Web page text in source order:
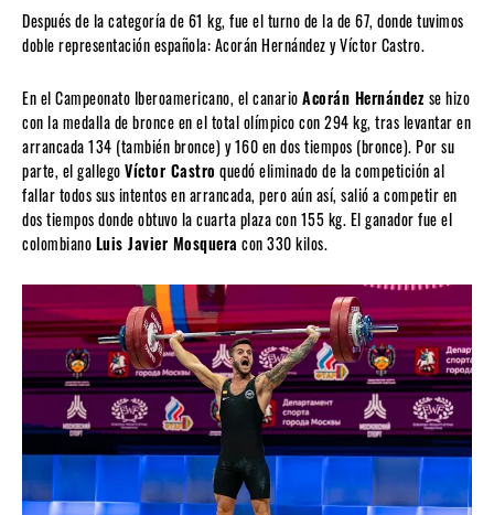
Después de la categoría de 61 kg, fue el turno de la de 67, donde tuvimos
doble representación española: Acorán Hernández y Víctor Castro.
En el Campeonato Iberoamericano, el canarioAcorán Hernández se hizo
con la medalla de bronce en el total olímpico con 294 kg, tras levantar en
arrancada 134 (también bronce) y 160 en dos tiempos (bronce). Por su
parte, el gallegoVíctor Castro quedó eliminado de la competición al
fallar todos sus intentos en arrancada, pero aún así, salió a competir en
dos tiempos donde obtuvo la cuarta plaza con 155 kg. El ganador fue el
colombianoLuis Javier Mosquera con 330 kilos.